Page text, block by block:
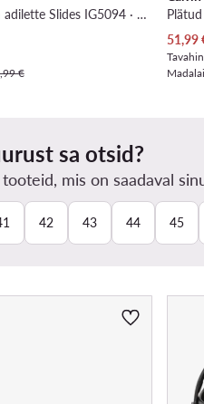
Plätud · adifom adilette Slides IG5094 · Tumesinine
€
51,99
sa otsid?
mis on saadaval
42 43 44 45